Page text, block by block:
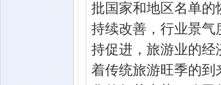
批国家和地区名单
持续改善，行业景
持促进，旅游业的
着传统旅游旺季的